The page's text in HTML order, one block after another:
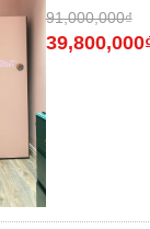
91,000,000₫